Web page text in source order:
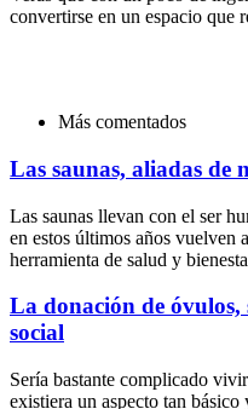
convertirse en un espacio que
Más comentados
Las saunas, aliadas de
Las saunas llevan con el ser
en estos últimos años vuelven
herramienta de salud y
La donación de
social
Sería bastante complicado
existiera un aspecto tan